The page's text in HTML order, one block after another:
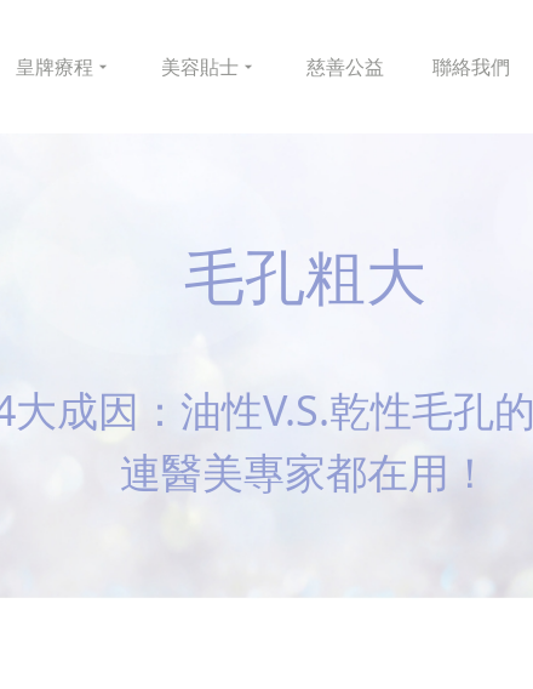
皇牌療程 美容貼士 慈善公益 聯絡我們
毛孔粗大
成因：油性V.S.乾性毛孔
連醫美專家都在用！